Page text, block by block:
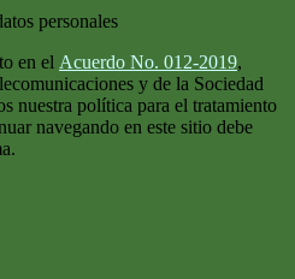
personales
en el Acuerdo No. 012-2019,
y de la Sociedad
nuestra política para el tratamiento
navegando en este sitio debe